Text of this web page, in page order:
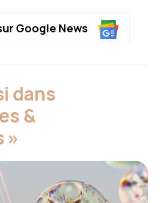
Google News
dans
&
»